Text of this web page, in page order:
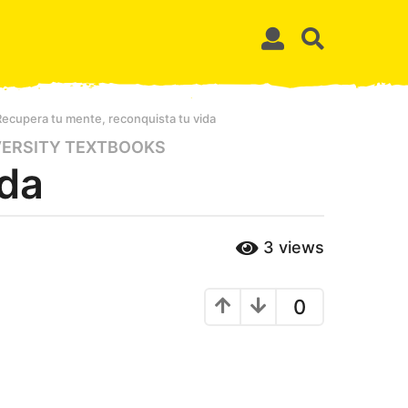
tu mente, reconquista tu vida
TEXTBOOKS
3 views
0